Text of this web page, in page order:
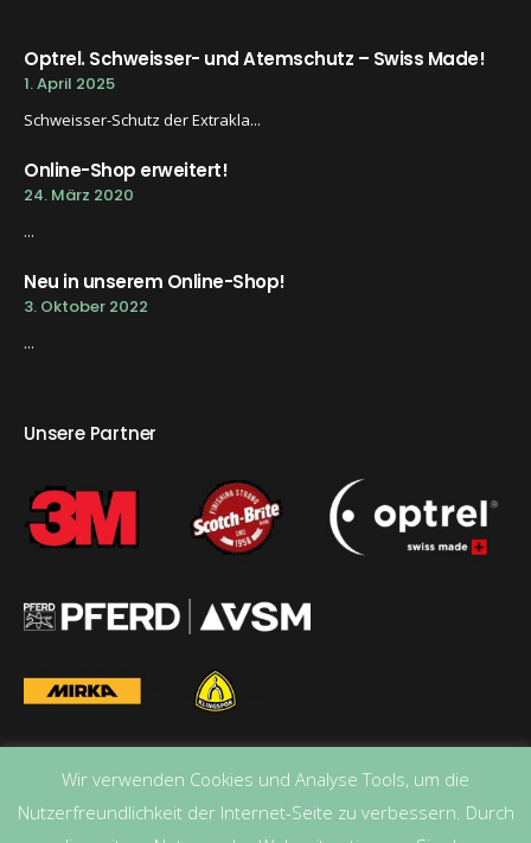
Optrel. Schweisser- und Atemschutz – Swiss Made!
1. April 2025
Schweisser-Schutz der Extrakla...
Online-Shop erweitert!
24. März 2020
...
Neu in unserem Online-Shop!
3. Oktober 2022
...
Unsere Partner
Wir verwenden Cookies und Analyse Tools, um die
Nutzerfreundlichkeit der Internet-Seite zu verbessern. Durch